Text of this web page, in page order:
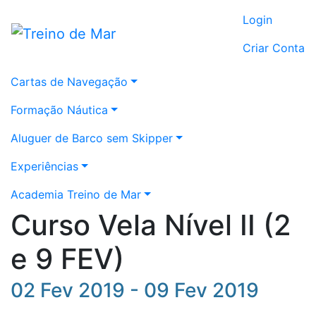
Login
Criar Conta
Cartas de Navegação
Formação Náutica
Aluguer de Barco sem Skipper
Experiências
Academia Treino de Mar
Curso Vela Nível II (2
e 9 FEV)
02 Fev 2019 - 09 Fev 2019